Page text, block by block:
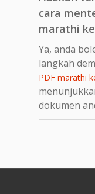
cara
marathi
Ya, anda
langkah
PDF marathi
dokumen